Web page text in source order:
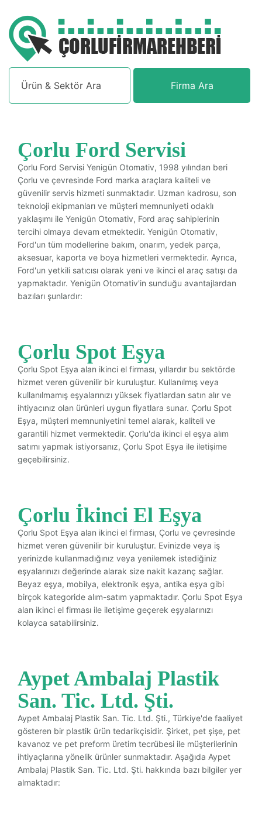
Firma Ara
Çorlu Ford Servisi
Çorlu Ford Servisi Yenigün Otomativ, 1998 yılından beri
Çorlu ve çevresinde Ford marka araçlara kaliteli ve
güvenilir servis hizmeti sunmaktadır. Uzman kadrosu, son
teknoloji ekipmanları ve müşteri memnuniyeti odaklı
yaklaşımı ile Yenigün Otomativ, Ford araç sahiplerinin
tercihi olmaya devam etmektedir. Yenigün Otomativ,
Ford'un tüm modellerine bakım, onarım, yedek parça,
aksesuar, kaporta ve boya hizmetleri vermektedir. Ayrıca,
Ford'un yetkili satıcısı olarak yeni ve ikinci el araç satışı da
yapmaktadır. Yenigün Otomativ'in sunduğu avantajlardan
bazıları şunlardır:
Çorlu Spot Eşya
Çorlu Spot Eşya alan ikinci el firması, yıllardır bu sektörde
hizmet veren güvenilir bir kuruluştur. Kullanılmış veya
kullanılmamış eşyalarınızı yüksek fiyatlardan satın alır ve
ihtiyacınız olan ürünleri uygun fiyatlara sunar. Çorlu Spot
Eşya, müşteri memnuniyetini temel alarak, kaliteli ve
garantili hizmet vermektedir. Çorlu'da ikinci el eşya alım
satımı yapmak istiyorsanız, Çorlu Spot Eşya ile iletişime
geçebilirsiniz.
Çorlu İkinci El Eşya
Çorlu Spot Eşya alan ikinci el firması, Çorlu ve çevresinde
hizmet veren güvenilir bir kuruluştur. Evinizde veya iş
yerinizde kullanmadığınız veya yenilemek istediğiniz
eşyalarınızı değerinde alarak size nakit kazanç sağlar.
Beyaz eşya, mobilya, elektronik eşya, antika eşya gibi
birçok kategoride alım-satım yapmaktadır. Çorlu Spot Eşya
alan ikinci el firması ile iletişime geçerek eşyalarınızı
kolayca satabilirsiniz.
Aypet Ambalaj Plastik
San. Tic. Ltd. Şti.
Aypet Ambalaj Plastik San. Tic. Ltd. Şti., Türkiye'de faaliyet
gösteren bir plastik ürün tedarikçisidir. Şirket, pet şişe, pet
kavanoz ve pet preform üretim tecrübesi ile müşterilerinin
ihtiyaçlarına yönelik ürünler sunmaktadır. Aşağıda Aypet
Ambalaj Plastik San. Tic. Ltd. Şti. hakkında bazı bilgiler yer
almaktadır: